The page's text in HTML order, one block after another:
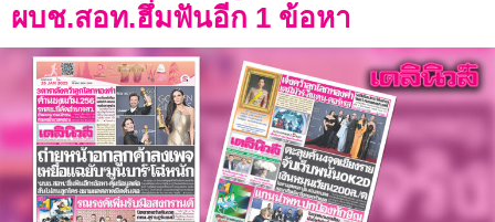
ผบช.สอท.ฮึ่มฟันอีก 1 ข้อหา